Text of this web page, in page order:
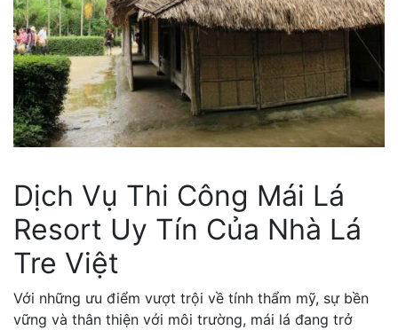
Dịch Vụ Thi Công Mái Lá
Resort Uy Tín Của Nhà Lá
Tre Việt
Với những ưu điểm vượt trội về tính thẩm mỹ, sự bền
vững và thân thiện với môi trường, mái lá đang trở